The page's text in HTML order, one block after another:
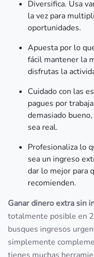
Diversifica. Usa
la vez para
oportunidades.
Apuesta por lo
fácil mantener la
disfrutas la
Cuidado con las
pagues por
demasiado
sea real.
Profesionaliza lo
sea un ingreso
dar lo mejor para
recomienden.
Ganar dinero extra sin
totalmente posible en
busques ingresos
simplemente